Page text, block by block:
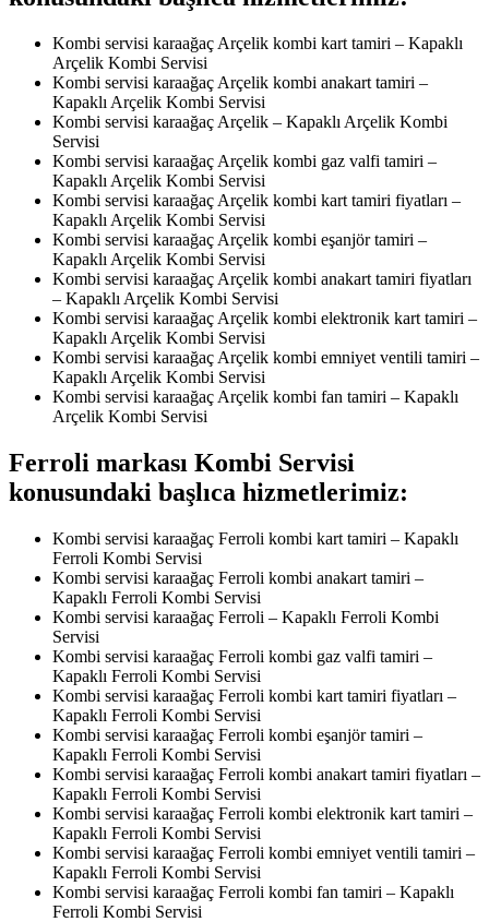
Kombi servisi karaağaç Arçelik kombi kart tamiri – Kapaklı
Arçelik Kombi Servisi
Kombi servisi karaağaç Arçelik kombi anakart tamiri –
Kapaklı Arçelik Kombi Servisi
Kombi servisi karaağaç Arçelik – Kapaklı Arçelik Kombi
Servisi
Kombi servisi karaağaç Arçelik kombi gaz valfi tamiri –
Kapaklı Arçelik Kombi Servisi
Kombi servisi karaağaç Arçelik kombi kart tamiri fiyatları –
Kapaklı Arçelik Kombi Servisi
Kombi servisi karaağaç Arçelik kombi eşanjör tamiri –
Kapaklı Arçelik Kombi Servisi
Kombi servisi karaağaç Arçelik kombi anakart tamiri fiyatları
– Kapaklı Arçelik Kombi Servisi
Kombi servisi karaağaç Arçelik kombi elektronik kart tamiri –
Kapaklı Arçelik Kombi Servisi
Kombi servisi karaağaç Arçelik kombi emniyet ventili tamiri –
Kapaklı Arçelik Kombi Servisi
Kombi servisi karaağaç Arçelik kombi fan tamiri – Kapaklı
Arçelik Kombi Servisi
Ferroli markası Kombi Servisi
konusundaki başlıca hizmetlerimiz:
Kombi servisi karaağaç Ferroli kombi kart tamiri – Kapaklı
Ferroli Kombi Servisi
Kombi servisi karaağaç Ferroli kombi anakart tamiri –
Kapaklı Ferroli Kombi Servisi
Kombi servisi karaağaç Ferroli – Kapaklı Ferroli Kombi
Servisi
Kombi servisi karaağaç Ferroli kombi gaz valfi tamiri –
Kapaklı Ferroli Kombi Servisi
Kombi servisi karaağaç Ferroli kombi kart tamiri fiyatları –
Kapaklı Ferroli Kombi Servisi
Kombi servisi karaağaç Ferroli kombi eşanjör tamiri –
Kapaklı Ferroli Kombi Servisi
Kombi servisi karaağaç Ferroli kombi anakart tamiri fiyatları –
Kapaklı Ferroli Kombi Servisi
Kombi servisi karaağaç Ferroli kombi elektronik kart tamiri –
Kapaklı Ferroli Kombi Servisi
Kombi servisi karaağaç Ferroli kombi emniyet ventili tamiri –
Kapaklı Ferroli Kombi Servisi
Kombi servisi karaağaç Ferroli kombi fan tamiri – Kapaklı
Ferroli Kombi Servisi